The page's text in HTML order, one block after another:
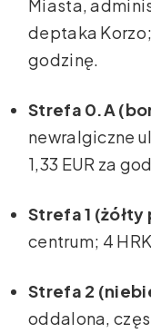
Miasta,
deptaka Korzo;
godzinę.
Strefa 0.A
newralgiczne
1,33 EUR za
Strefa 1 (żółty
centrum; 4
Strefa 2
oddalona,